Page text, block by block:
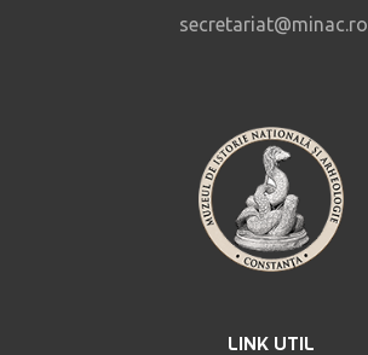
secretariat@minac.ro
LINK UTIL